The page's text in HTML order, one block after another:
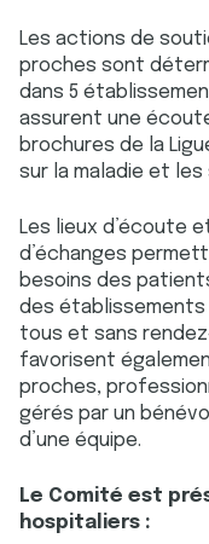
Les actions de
proches sont
dans 5
assurent une
brochures de la
sur la maladie et
Les lieux d’écoute
d’échanges
besoins des
des
tous et sans
favorisent
proches,
gérés par un
d’une équipe.
Le Comité est
hospitaliers :